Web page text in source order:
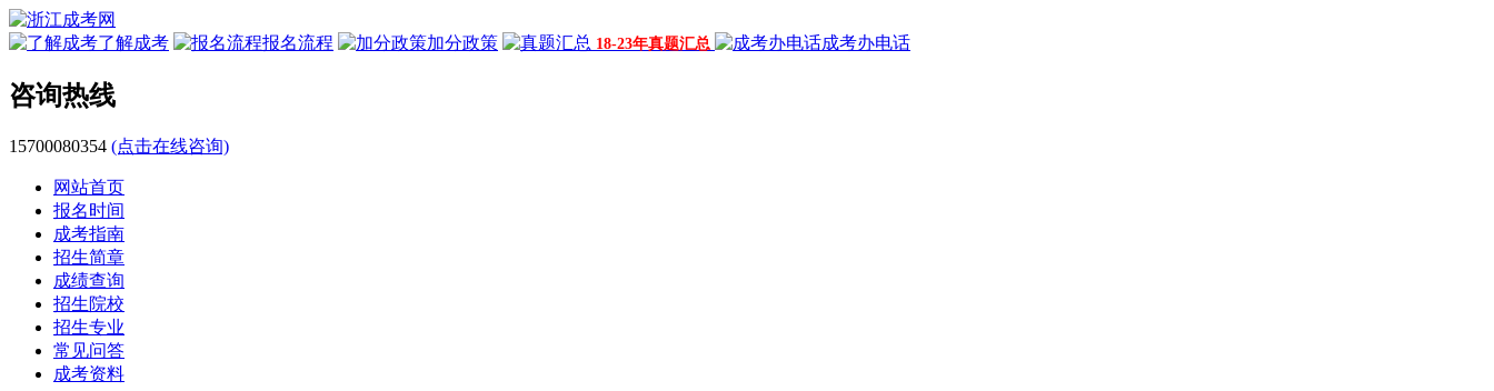
了解成考 报名流程 加分政策 18-23年真题汇总 成考办电话
咨询热线
15700080354 (点击在线咨询)
网站首页
报名时间
成考指南
招生简章
成绩查询
招生院校
招生专业
常见问答
成考资料